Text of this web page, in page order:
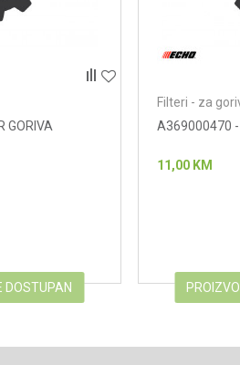
GORIVA
DOSTUPAN
Filteri - za
A369000470 -
11,00 KM